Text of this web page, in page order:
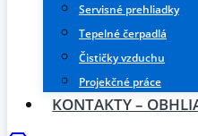
Servisné prehliadky
Tepelné čerpadlá
Čističky vzduchu
Projekčné práce
KONTAKTY –